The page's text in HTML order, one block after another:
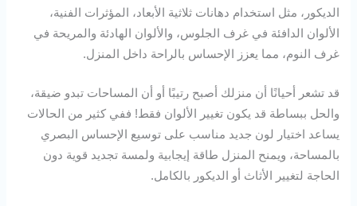
الديكور، مثل استخدام دهانات ثلاثية الأبعاد، المؤثرات الفنية،
الألوان الدافئة في غرف الجلوس، والألوان الهادئة والمريحة في
غرف النوم، مما يعزز الإحساس بالراحة داخل المنزل.
قد تشعر أحيانًا أن منزلك أصبح رتيبًا أو أن المساحات تبدو ضيقة،
والحل ببساطة قد يكون تغيير الألوان فقط! ففي كثير من الحالات
يساعد اختيار لون جديد مناسب على توسيع الإحساس البصري
بالمساحة، ويمنح المنزل طاقة إيجابية ولمسة تجديد قوية دون
الحاجة لتغيير الأثاث أو الديكور بالكامل.